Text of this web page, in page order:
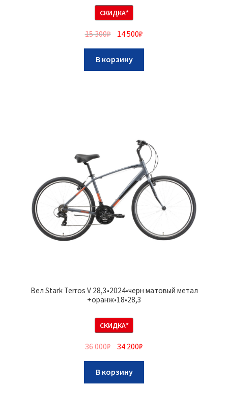
СКИДКА*
15 300₽ 14 500₽
В корзину
Вел Stark Terros V 28,3•2024•черн матовый метал
+оранж•18•28,3
СКИДКА*
36 000₽ 34 200₽
В корзину